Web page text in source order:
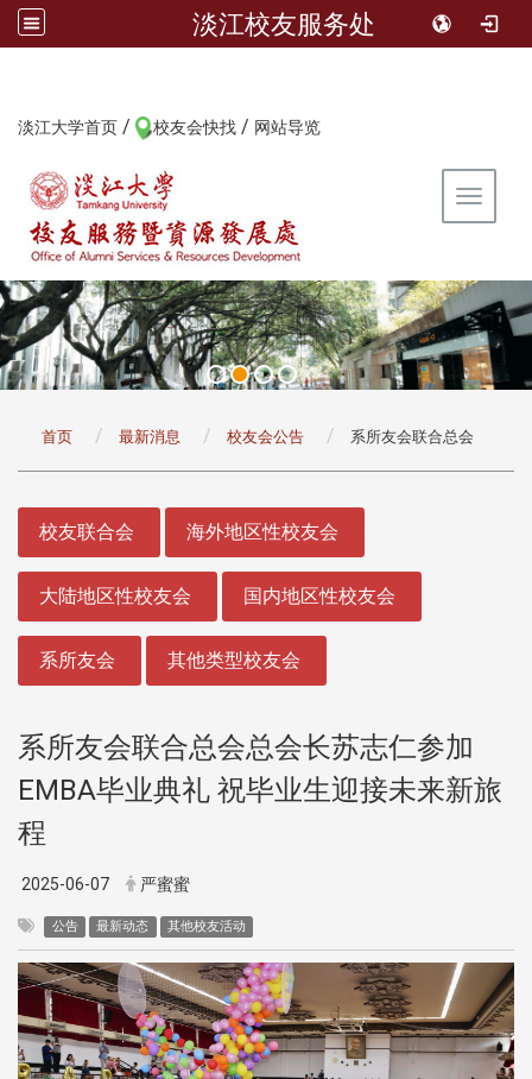
淡江校友服务处
淡江大学首页 / 校友会快找 / 网站导览
Toggle
首页 最新消息 校友会公告 系所友会联合总会
校友联合会 海外地区性校友会
大陆地区性校友会 国内地区性校友会
系所友会 其他类型校友会
系所友会联合总会总会长苏志仁参加
EMBA毕业典礼 祝毕业生迎接未来新旅
程
2025-06-07 严蜜蜜
公告 最新动态 其他校友活动